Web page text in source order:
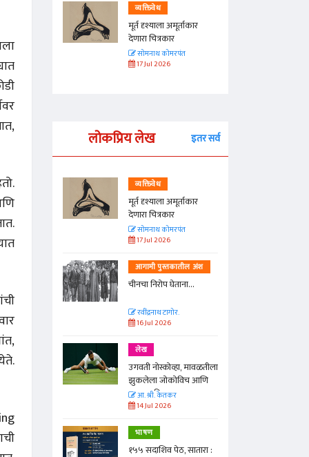
व्यक्तिवेध
मूर्त दृश्याला अमूर्ताकार
देणारा चित्रकार
सोमनाथ कोमरपंत
17 Jul 2026
लोकप्रिय लेख इतर सर्व
:
व्यक्तिवेध
मूर्त दृश्याला अमूर्ताकार
देणारा चित्रकार
सोमनाथ कोमरपंत
17 Jul 2026
आगामी पुस्तकातील अंश
चीनचा निरोप घेताना...
रवींद्रनाथ टागोर.
16 Jul 2026
लेख
उगवती नोस्कोव्हा, मावळतीला
झुकलेला जोकोविच आणि
दरम्यान विम्बल्डन
आ. श्री. केतकर
14 Jul 2026
भाषण
१५५ सदाशिव पेठ, सातारा :